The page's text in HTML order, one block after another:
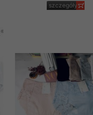
szczegóły